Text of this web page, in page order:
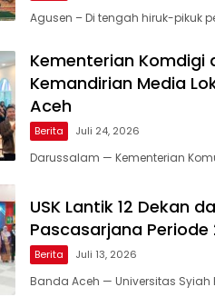
Agusen – Di tengah hiruk-pikuk
Kementerian Komdigi
Kemandirian Media
Aceh
Berita Juli 24, 2026
Darussalam — Kementerian
USK Lantik 12 Dekan
Pascasarjana Periode
Berita Juli 13, 2026
Banda Aceh — Universitas Syiah